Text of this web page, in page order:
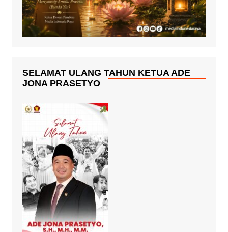
SELAMAT ULANG TAHUN KETUA ADE
JONA PRASETYO